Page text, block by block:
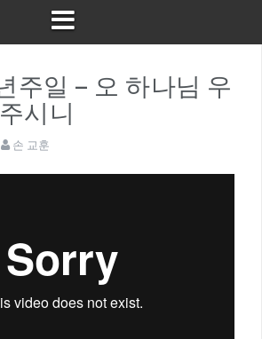
주일 – 오 하나님 우
시니
손 교훈